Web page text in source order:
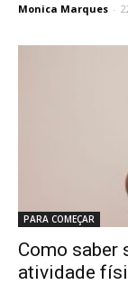
Monica Marques -
PARA COMEÇAR
Como saber
atividade